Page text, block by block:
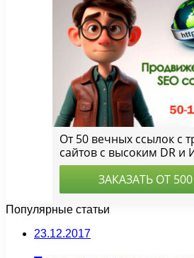
Популярные статьи
23.12.2017